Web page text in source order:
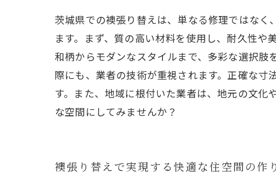
茨城県での襖張り替えは、単なる修理ではなく
ます。まず、質の高い材料を使用し、耐久性
和柄からモダンなスタイルまで、多彩な選択肢
際にも、業者の技術が重視されます。正確な
す。また、地域に根付いた業者は、地元の文
な空間にしてみませんか？
襖張り替えで実現する快適な住空間の作